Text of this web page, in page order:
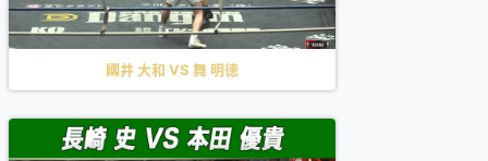
國井 大和 VS 舞 明徳